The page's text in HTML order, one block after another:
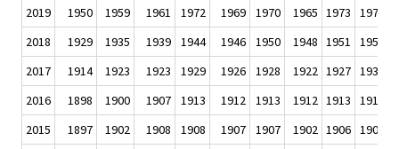
2019
1950 1959 1961 1972 1969 1970 1965 1973 1973
2018
1929 1935 1939 1944 1946 1950 1948 1951 1955
2017
1914 1923 1923 1929 1926 1928 1922 1927 1931
2016
1898 1900 1907 1913 1912 1913 1912 1913 1916
2015
1897 1902 1908 1908 1907 1907 1902 1906 1908